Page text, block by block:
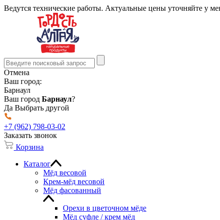
Ведутся технические работы. Актуальные цены уточняйте у
Отмена
Ваш город:
Барнаул
Ваш город Барнаул?
Да Выбрать другой
+7 (962) 798-03-02
Заказать звонок
Корзина
Каталог
Мёд весовой
Крем-мёд весовой
Мёд фасованный
Орехи в цветочном мёде
Мёд суфле / крем мёд